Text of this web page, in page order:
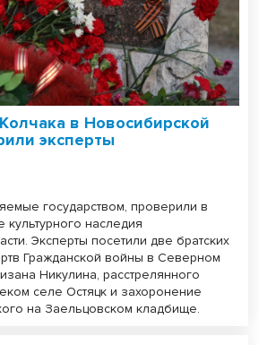
в Новосибирской
эксперты
государством, проверили в
культурного наследия
Эксперты посетили две братских
Гражданской войны в Северном
Никулина, расстрелянного
селе Остяцк и захоронение
на Заельцовском кладбище.